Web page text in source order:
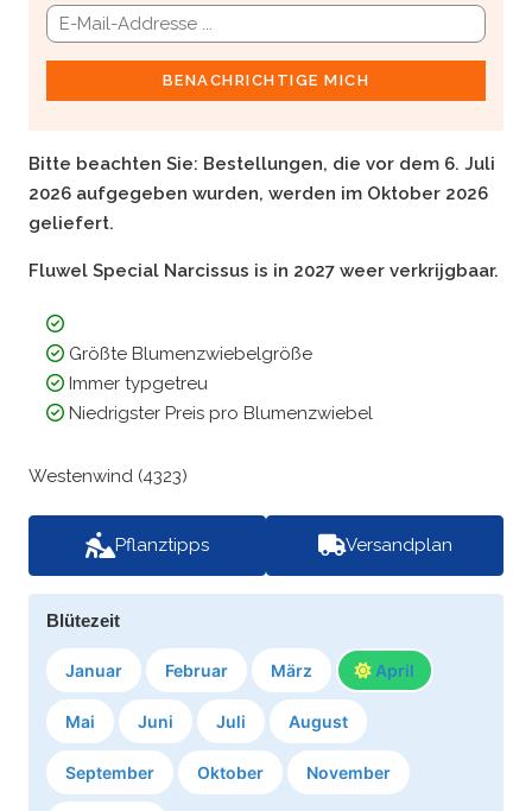
BENACHRICHTIGE MICH
Bitte beachten Sie: Bestellungen, die vor dem 6. Juli
2026 aufgegeben wurden, werden im Oktober 2026
geliefert.
Fluwel Special Narcissus is in 2027 weer verkrijgbaar.
Größte Blumenzwiebelgröße
Immer typgetreu
Niedrigster Preis pro Blumenzwiebel
Westenwind (4323)
Pflanztipps Versandplan
Blütezeit
Januar Februar März April
Mai Juni Juli August
September Oktober November